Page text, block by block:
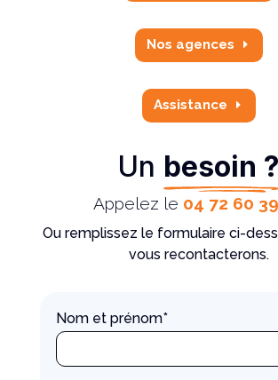
Nos agences
Assistance
Un besoin ?
Appelez le 04 72 60
Ou remplissez le formulaire ci-
vous recontacterons.
Nom et prénom*